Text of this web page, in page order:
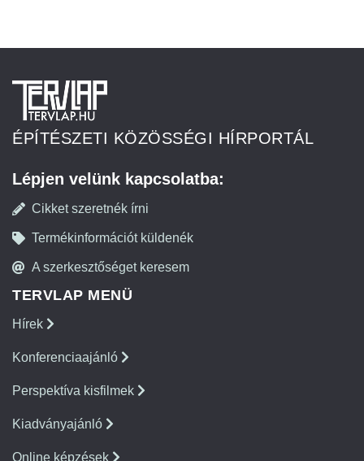
ÉPÍTÉSZETI KÖZÖSSÉGI HÍRPORTÁL
Lépjen velünk kapcsolatba:
Cikket szeretnék írni
Termékinformációt küldenék
A szerkesztőséget keresem
TERVLAP MENÜ
Hírek
Konferenciaajánló
Perspektíva kisfilmek
Kiadványajánló
Online képzések